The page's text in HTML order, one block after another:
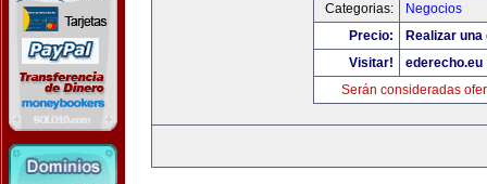
Categorias:
Negocios
Precio:
Realizar
Visitar!
ederecho.eu
Serán consideradas